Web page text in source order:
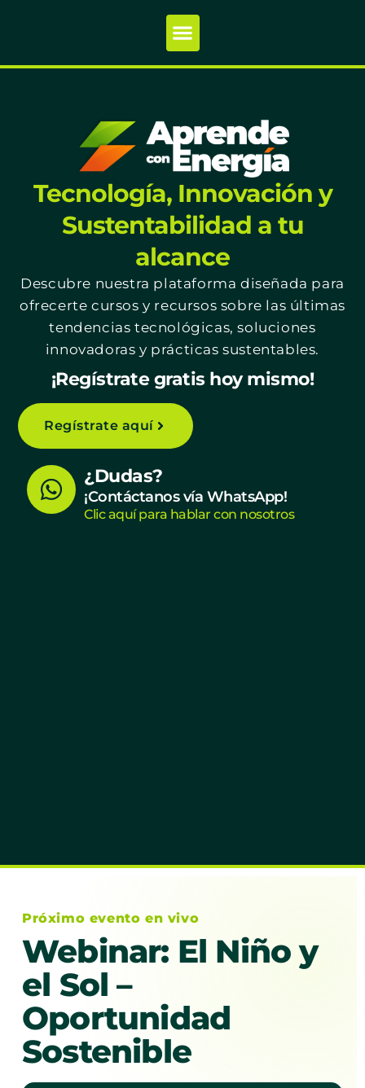
Tecnología, Innovación y
Sustentabilidad a tu
alcance
Descubre nuestra plataforma diseñada para
ofrecerte cursos y recursos sobre las últimas
tendencias tecnológicas, soluciones
innovadoras y prácticas sustentables.
¡Regístrate gratis hoy mismo!
Regístrate aquí
W
h
¿Dudas?
¡Contáctanos vía WhatsApp!
Clic aquí para hablar con nosotros
Próximo evento en vivo
Webinar: El Niño y
el Sol –
Oportunidad
Sostenible